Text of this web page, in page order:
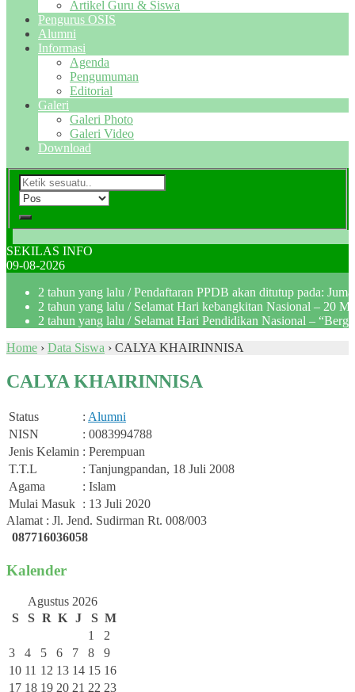
Artikel Guru & Siswa
Pengurus OSIS
Alumni
Informasi
Agenda
Pengumuman
Editorial
Galeri
Galeri Photo
Galeri Video
Download
SEKILAS INFO
09-08-2026
2 tahun yang lalu / Pendaftaran PPDB akan ditutup pada:
2 tahun yang lalu / Selamat Hari kebangkitan Nasional – 20
2 tahun yang lalu / Selamat Hari Pendidikan Nasional –
Home › Data Siswa › CALYA KHAIRINNISA
CALYA KHAIRINNISA
Status : Alumni
NISN
: 0083994788
Jenis Kelamin : Perempuan
T.T.L
: Tanjungpandan, 18 Juli 2008
Agama
: Islam
Mulai Masuk : 13 Juli 2020
Alamat : Jl. Jend. Sudirman Rt. 008/003
087716036058
Kalender
Agustus 2026
S
S R K J S M
1
2
3
4 5 6 7 8
9
10 11 12 13 14 15 16
17 18 19 20 21 22 23